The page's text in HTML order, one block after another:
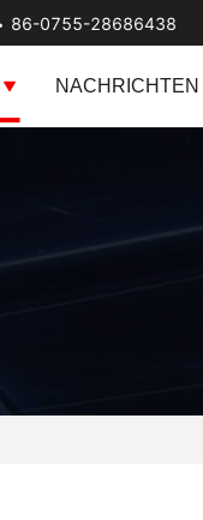
86-0755-28686438
NACHRICHTEN